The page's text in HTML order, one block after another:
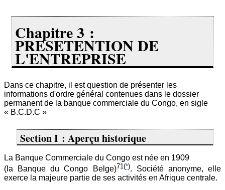
Chapitre 3 :
PRESETENTION DE
L'ENTREPRISE
Dans ce chapitre, il est question de présenter les
informations d'ordre général contenues dans le dossier
permanent de la banque commerciale du Congo, en sigle
« B.C.D.C »
Section I : Aperçu historique
La Banque Commerciale du Congo est née en 1909
(la Banque du Congo Belge)71(*). Société anonyme, elle
exerce la majeure partie de ses activités en Afrique centrale.